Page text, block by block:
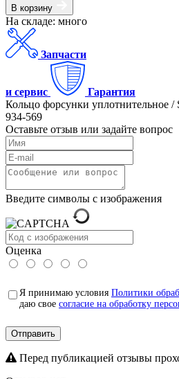
В корзину
На складе: много
Запчасти
и сервис
Гарантия
Кольцо форсунки уплотнительное
934-569
Оставьте отзыв или задайте вопрос
Введите символы с изображения
Оценка
Я принимаю условия Политики
даю свое согласие на обработку
Отправить
Перед публикацией отзывы